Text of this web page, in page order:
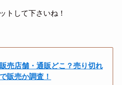
トして下さいね！
売店舗・通販どこ？売り切れ
販売か調査！